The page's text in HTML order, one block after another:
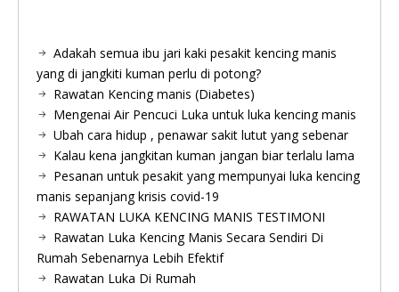
Adakah semua ibu jari kaki pesakit kencing manis
yang di jangkiti kuman perlu di potong?
Rawatan Kencing manis (Diabetes)
Mengenai Air Pencuci Luka untuk luka kencing manis
Ubah cara hidup , penawar sakit lutut yang sebenar
Kalau kena jangkitan kuman jangan biar terlalu lama
Pesanan untuk pesakit yang mempunyai luka kencing
manis sepanjang krisis covid-19
RAWATAN LUKA KENCING MANIS TESTIMONI
Rawatan Luka Kencing Manis Secara Sendiri Di
Rumah Sebenarnya Lebih Efektif
Rawatan Luka Di Rumah